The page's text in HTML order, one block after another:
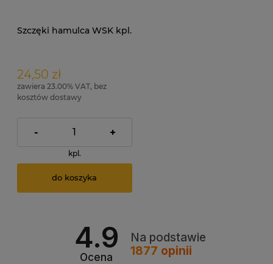
Szczęki hamulca WSK kpl.
24,50 zł
zawiera 23.00% VAT, bez
kosztów dostawy
- +
kpl.
do koszyka
4.9
Ocena
Na podstawie
1877 opinii